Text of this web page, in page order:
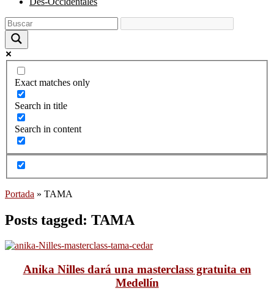
Exact matches only
Search in title
Search in content
Portada » TAMA
Posts tagged: TAMA
Anika Nilles dará una masterclass gratuita en
Medellín